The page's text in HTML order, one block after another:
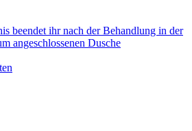
beendet ihr nach der Behandlung in der
angeschlossenen Dusche